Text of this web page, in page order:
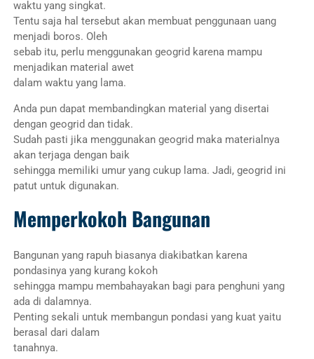
waktu yang singkat.
Tentu saja hal tersebut akan membuat penggunaan uang
menjadi boros. Oleh
sebab itu, perlu menggunakan geogrid karena mampu
menjadikan material awet
dalam waktu yang lama.
Anda pun dapat membandingkan material yang disertai
dengan geogrid dan tidak.
Sudah pasti jika menggunakan geogrid maka materialnya
akan terjaga dengan baik
sehingga memiliki umur yang cukup lama. Jadi, geogrid ini
patut untuk digunakan.
Memperkokoh Bangunan
Bangunan yang rapuh biasanya diakibatkan karena
pondasinya yang kurang kokoh
sehingga mampu membahayakan bagi para penghuni yang
ada di dalamnya.
Penting sekali untuk membangun pondasi yang kuat yaitu
berasal dari dalam
tanahnya.